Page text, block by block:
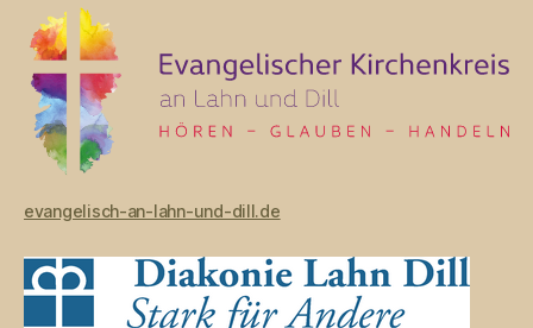
evangelisch-an-lahn-und-dill.de